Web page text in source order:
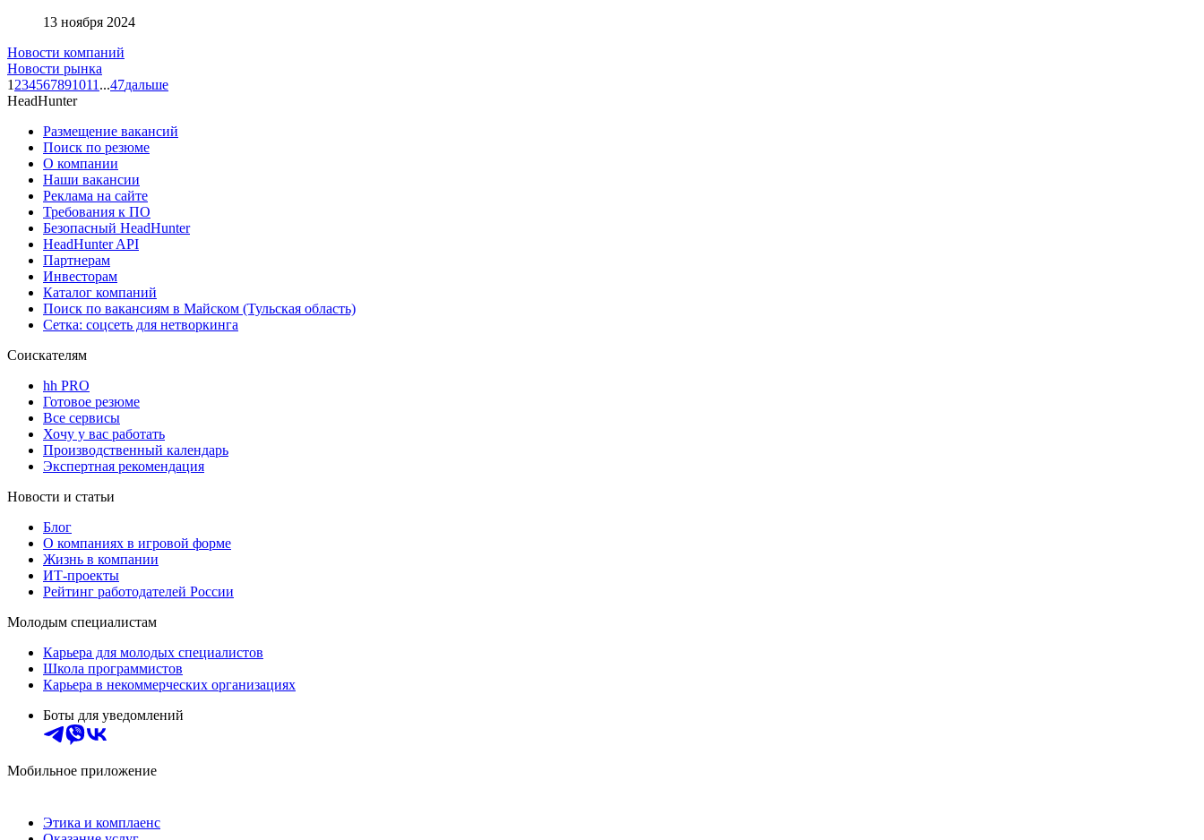
13 ноября 2024
Новости компаний
Новости рынка
1 234567891011 ...47дальше
HeadHunter
Размещение вакансий
Поиск по резюме
О компании
Наши вакансии
Реклама на сайте
Требования к ПО
Безопасный HeadHunter
HeadHunter API
Партнерам
Инвесторам
Каталог компаний
Поиск по вакансиям в Майском (Тульская область)
Сетка: соцсеть для нетворкинга
Соискателям
hh PRO
Готовое резюме
Все сервисы
Хочу у вас работать
Производственный календарь
Экспертная рекомендация
Новости и статьи
Блог
О компаниях в игровой форме
Жизнь в компании
ИТ-проекты
Рейтинг работодателей России
Молодым специалистам
Карьера для молодых специалистов
Школа программистов
Карьера в некоммерческих организациях
Боты для уведомлений
Мобильное приложение
Этика и комплаенс